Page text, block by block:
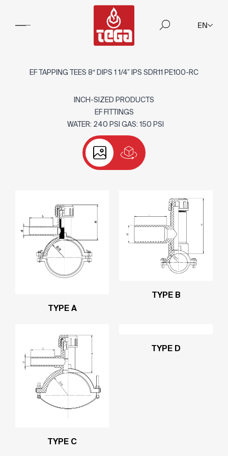
EN
EF TAPPING TEES 8″ DIPS 1 1/4” IPS SDR11 PE100-RC
INCH-SIZED PRODUCTS
EF FITTINGS
WATER: 240 PSI GAS: 150 PSI
TYPE A
TYPE B
TYPE C
TYPE D